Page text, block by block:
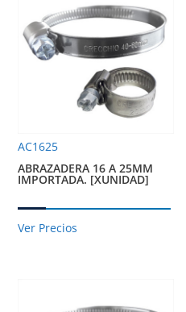
AC1625
ABRAZADERA 16 A 25MM
IMPORTADA. [XUNIDAD]
Ver Precios